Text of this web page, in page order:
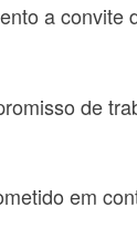
a convite
de
em